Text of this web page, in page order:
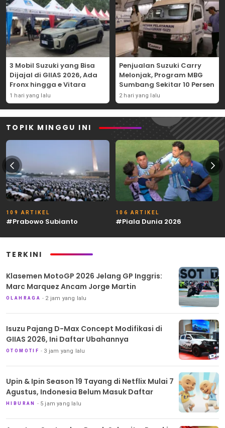
3 Mobil Suzuki yang Bisa
Dijajal di GIIAS 2026, Ada
Fronx hingga e Vitara
1 hari yang lalu
Penjualan Suzuki Carry
Melonjak, Program MBG
Sumbang Sekitar 10 Persen
2 hari yang lalu
TOPIK MINGGU INI
109 ARTIKEL
#Prabowo Subianto
106 ARTIKEL
#Piala Dunia 2026
TERKINI
Klasemen MotoGP 2026 Jelang GP Inggris:
Marc Marquez Ancam Jorge Martin
OLAHRAGA 2 jam yang lalu
Isuzu Pajang D-Max Concept Modifikasi di
GIIAS 2026, Ini Daftar Ubahannya
OTOMOTIF 3 jam yang lalu
Upin & Ipin Season 19 Tayang di Netflix Mulai 7
Agustus, Indonesia Belum Masuk Daftar
HIBURAN 5 jam yang lalu